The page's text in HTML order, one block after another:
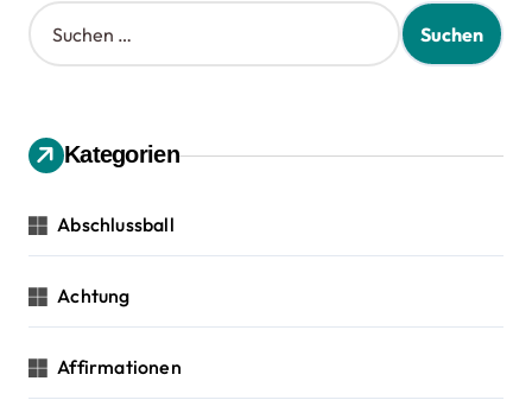
n
a
i
g
a
t
i
S
u
n
n
c
Kategorien
Abschlussball
Achtung
Affirmationen